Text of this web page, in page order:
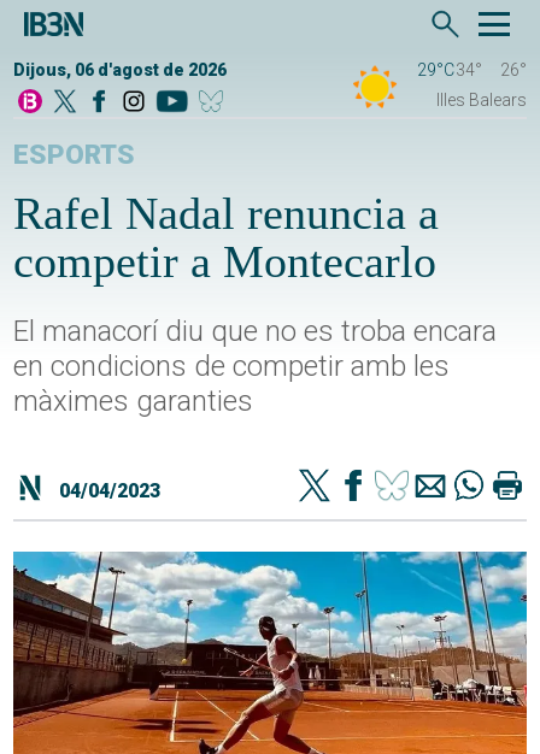
Dijous, 06 d'agost de 2026 29°C34°
26°
Illes Balears
ESPORTS
Rafel Nadal renuncia a
competir a Montecarlo
El manacorí diu que no es troba encara
en condicions de competir amb les
màximes garanties
04/04/2023